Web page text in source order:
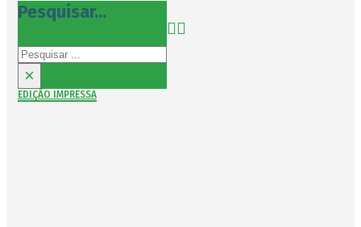
Pesquisar...
Pesquisar
×
EDIÇÃO IMPRESSA